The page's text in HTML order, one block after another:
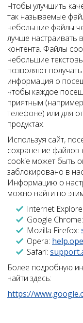
Чтобы улучшить
так называемые
небольшие файлы
лучше настраивать
контента. Файлы
небольшие
позволяют
информация о
чтобы каждое
приятным
телефоне) или для
продуктах.
Используя сайт,
сохранение
cookie может быть
заблокировано в
Информацию о
можно найти по
Internet
Google Chrome:
Mozilla Firefox:
Opera:
Safari:
Более подробную
найти здесь:
https://